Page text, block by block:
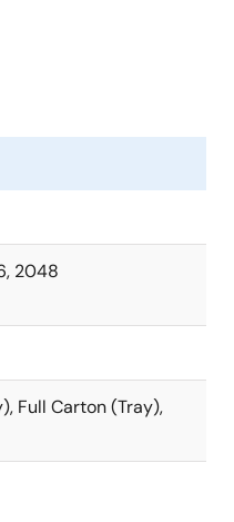
2048
Full Carton (Tray),